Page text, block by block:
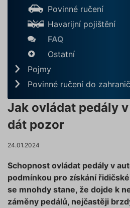
Povinné ručení
Havarijní pojištění
FAQ
Ostatní
Pojmy
Povinné ručení do
Jak ovládat pedály
dát pozor
24.01.2024
Schopnost ovládat pedály v
podmínkou pro získání
se mnohdy stane, že dojde k
záměny pedálů, nejčastěji